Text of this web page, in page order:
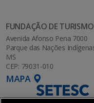
FUNDAÇÃO DE
Avenida Afonso Pena 7000
Parque das Nações
MS
CEP: 79031-010
MAPA